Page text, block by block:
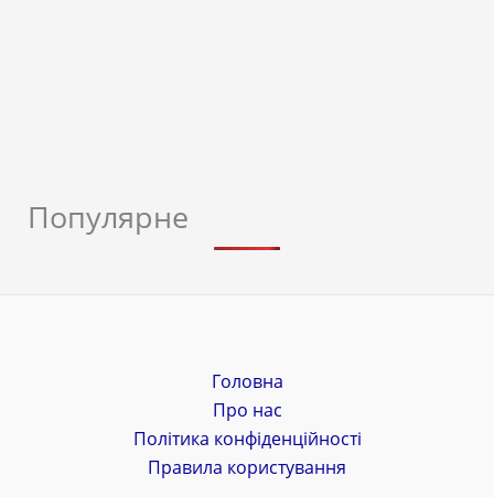
Популярне
Головна
Про нас
Політика конфіденційності
Правила користування